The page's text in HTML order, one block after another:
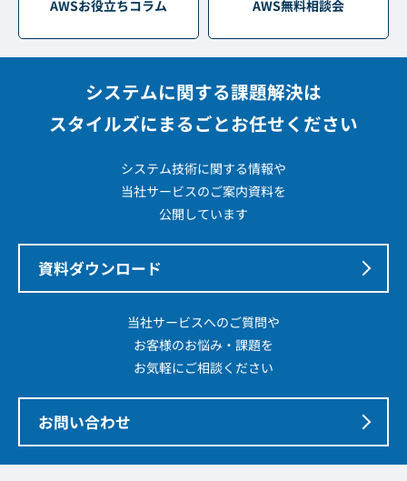
AWSお役立ちコラム AWS無料相談会
システムに関する課題解決は
スタイルズにまるごとお任せください
システム技術に関する情報や
当社サービスのご案内資料を
公開しています
資料ダウンロード
当社サービスへのご質問や
お客様のお悩み・課題を
お気軽にご相談ください
お問い合わせ